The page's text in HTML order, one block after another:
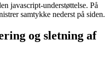
javascript-understøttelse. På
samtykke nederst på siden.
og sletning af